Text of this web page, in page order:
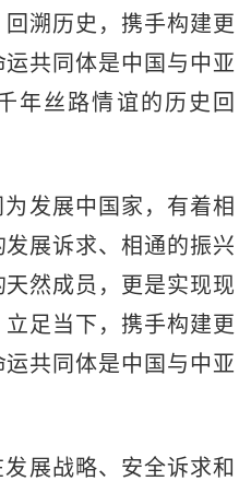
溯历史，携手构建更
共同体是中国与中亚
年丝路情谊的历史回
发展中国家，有着相
展诉求、相通的振兴
然成员，更是实现现
足当下，携手构建更
共同体是中国与中亚
展战略、安全诉求和